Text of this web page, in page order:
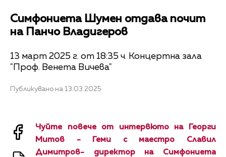
Симфониета Шумен отдава почит
на Панчо Владигеров
13 март 2025 г. от 18:35 ч. Концертна зала
"Проф. Венета Вичева"
Публикувано на 13.03.2025
Чуйте повече от интервюто на Георги
Митов - Геми с маестро Славил
Димитров- директор на Симфониета